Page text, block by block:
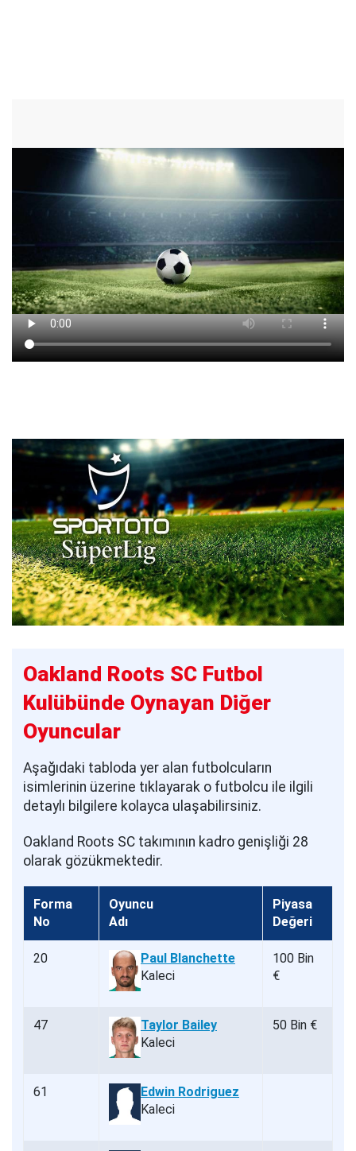
Oakland Roots SC Futbol
Kulübünde Oynayan Diğer
Oyuncular
Aşağıdaki tabloda yer alan futbolcuların
isimlerinin üzerine tıklayarak o futbolcu ile ilgili
detaylı bilgilere kolayca ulaşabilirsiniz.
Oakland Roots SC takımının kadro genişliği 28
olarak gözükmektedir.
Forma
No
Oyuncu
Adı
Piyasa
Değeri
20
Paul Blanchette
Kaleci
100 Bin
€
47
Taylor Bailey
Kaleci
50 Bin €
61
Edwin Rodriguez
Kaleci